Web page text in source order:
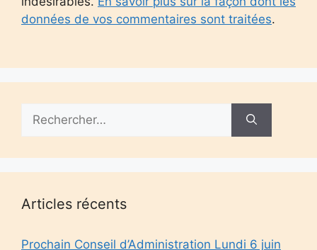
données de vos commentaires sont traitées.
Articles récents
Prochain Conseil d’Administration Lundi 6 juin